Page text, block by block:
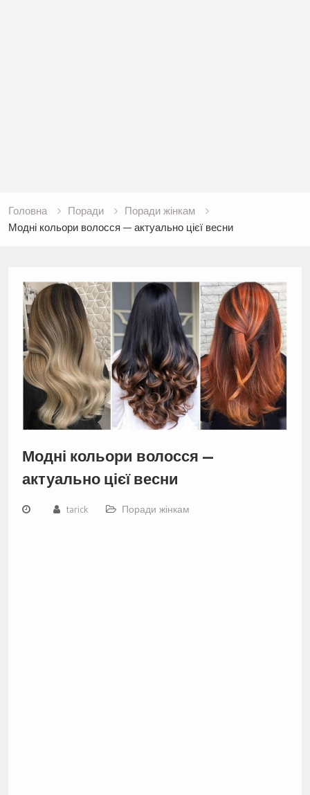
Головна Поради
Поради жінкам
Модні кольори волосся — актуально цієї весни
Модні кольори волосся —
актуально цієї весни
tarick Поради жінкам